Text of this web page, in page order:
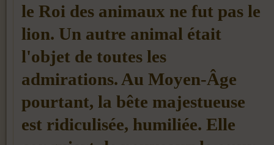
le Roi des animaux ne fut pas le
lion. Un autre animal était
l'objet de toutes les
admirations. Au Moyen-Âge
pourtant, la bête majestueuse
est ridiculisée, humiliée. Elle